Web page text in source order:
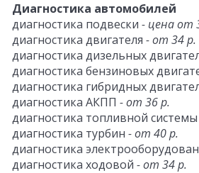
Диагностика автомобилей
диагностика подвески - цена от
диагностика двигателя - от 34 р.
диагностика дизельных
диагностика бензиновых
диагностика гибридных
диагностика АКПП - от 36 р.
диагностика топливной системы
диагностика турбин - от 40 р.
диагностика
диагностика ходовой - от 34 р.